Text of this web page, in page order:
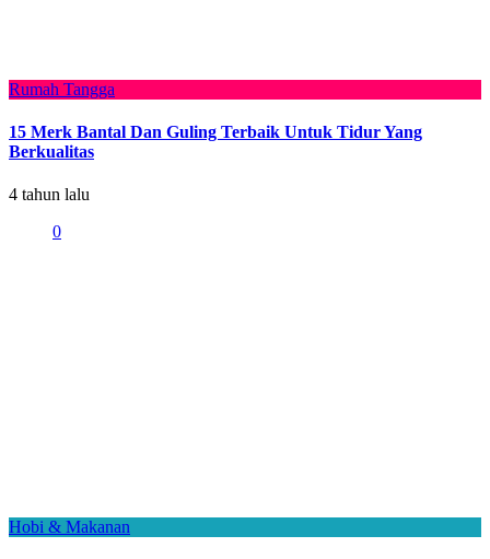
Rumah Tangga
15 Merk Bantal Dan Guling Terbaik Untuk Tidur Yang
Berkualitas
4 tahun lalu
0
Hobi & Makanan